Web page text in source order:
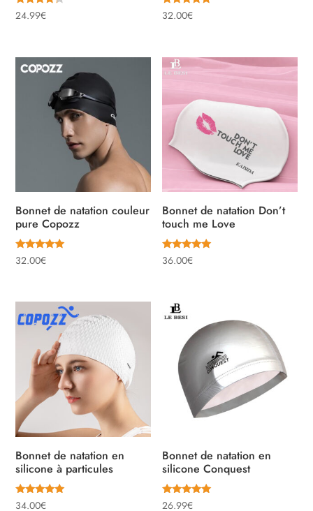
Note
4.00
24.99€
Note
5.00
32.00€
Bonnet de natation couleur
pure Copozz
Note
5.00
32.00€
Bonnet de natation Don’t
touch me Love
Note
5.00
36.00€
Bonnet de natation en
silicone à particules
Note
34.00€
Bonnet de natation en
silicone Conquest
Note
26.99€